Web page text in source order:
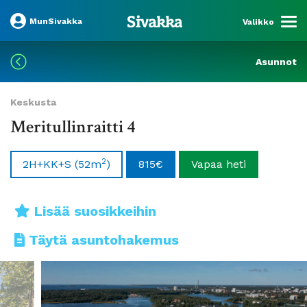
MunSivakka Valikko
Asunnot
Keskusta
Meritullinraitti 4
2H+KK+S (52m2) 815€ Vapaa heti
Lisää suosikkeihin
Täytä asuntohakemus